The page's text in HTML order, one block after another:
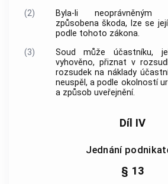
(2)
Byla-li
způsobena škoda, lze se
podle tohoto zákona.
(3)
Soud může účastníku,
vyhověno, přiznat v
rozsudek na náklady
neuspěl, a podle okolností
a způsob uveřejnění.
Díl IV
Jednání
§ 13